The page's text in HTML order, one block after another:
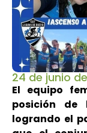
24 de junio
El equipo
posición de
logrando el